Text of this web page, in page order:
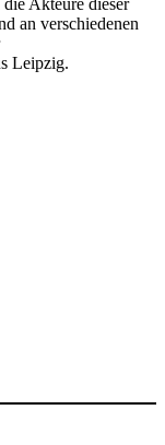
Akteure dieser
an verschiedenen
Leipzig.